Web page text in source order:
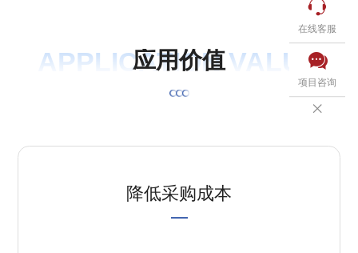
APPLICATION VALUE
应用价值
降低采购成本

在线客服

项目咨询
